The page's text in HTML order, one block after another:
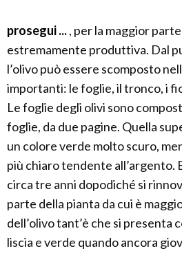
prosegui ..., per la maggior
estremamente produttiva. Dal
l’olivo può essere scomposto
importanti: le foglie, il tronco, i
Le foglie degli olivi sono
foglie, da due pagine. Quella
un colore verde molto scuro,
più chiaro tendente all’argento.
circa tre anni dopodiché si
parte della pianta da cui è
dell’olivo tant’è che si presenta
liscia e verde quando ancora